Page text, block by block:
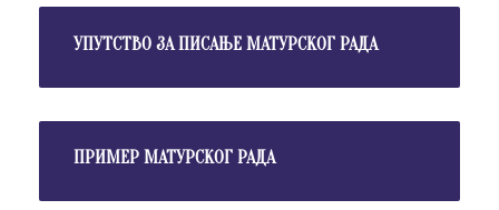
УПУТСТВО ЗА ПИСАЊЕ МАТУРСКОГ РАДА
ПРИМЕР МАТУРСКОГ РАДА